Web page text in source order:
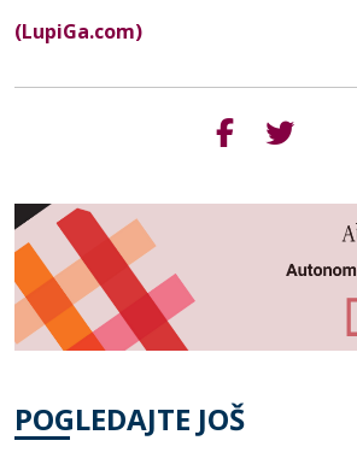
(LupiGa.com)
POGLEDAJTE JOŠ